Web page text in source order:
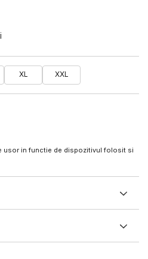
XL XXL
usor in functie de dispozitivul folosit si